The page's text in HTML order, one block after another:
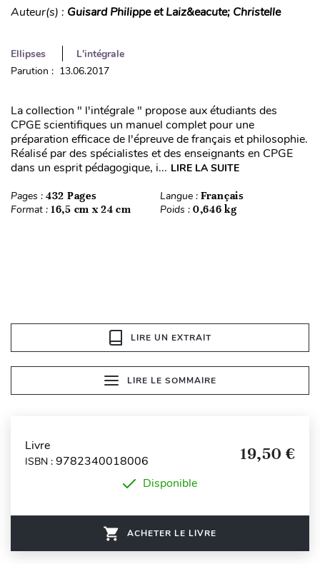
Auteur(s) : Guisard Philippe et Laiz&eacute; Christelle
Ellipses
L'intégrale
Parution : 13.06.2017
La collection " l'intégrale " propose aux étudiants des
CPGE scientifiques un manuel complet pour une
préparation efficace de l'épreuve de français et philosophie.
Réalisé par des spécialistes et des enseignants en CPGE
dans un esprit pédagogique, i... LIRE LA SUITE
Pages : 432 Pages Langue : Français
Format : 16,5 cm x 24 cm Poids : 0,646 kg
LIRE UN EXTRAIT
LIRE LE SOMMAIRE
Livre
ISBN : 9782340018006 19,50 €
Disponible
ACHETER LE LIVRE